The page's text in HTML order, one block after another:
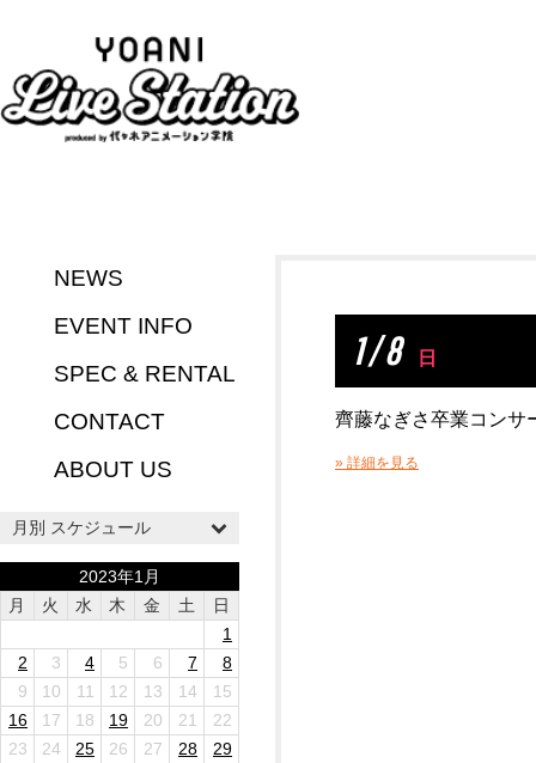
NEWS
EVENT INFO
SPEC & RENTAL
CONTACT
ABOUT US
月別 スケジュール
2023年1月
月
火 水 木 金 土
日
1
2
3 4 5 6 7
8
9
10 11 12 13 14
15
16
17 18 19 20 21
22
23
24 25 26 27 28
29
1 / 8 日
齊藤なぎさ卒業コン
» 詳細を見る